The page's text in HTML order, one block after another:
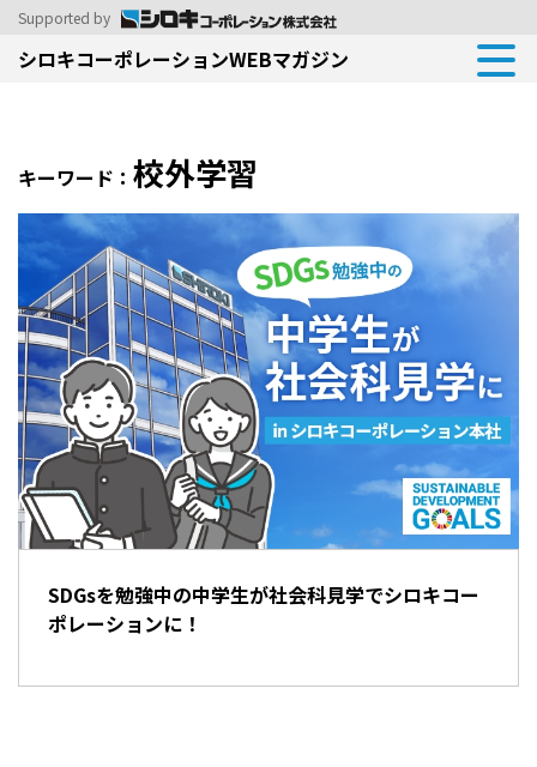
シロキコーポレーションWEBマガジン
Supported by
キーワード： 校外学習
SDGsを勉強中の中学生が社会科見学でシロキコー
ポレーションに！